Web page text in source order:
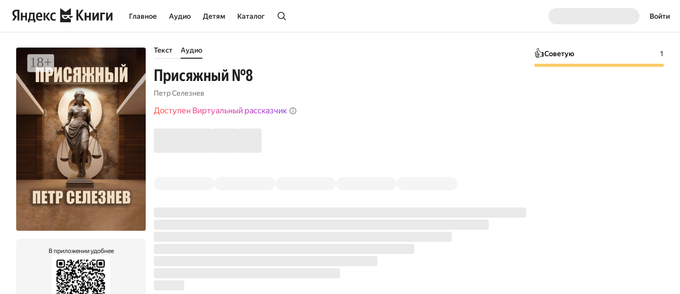
Главное Аудио Детям Каталог Войти
В приложении удобнее
Текст Аудио
Присяжный №8
Петр Селезнев
Доступен Виртуальный рассказчик
👍Советую 1